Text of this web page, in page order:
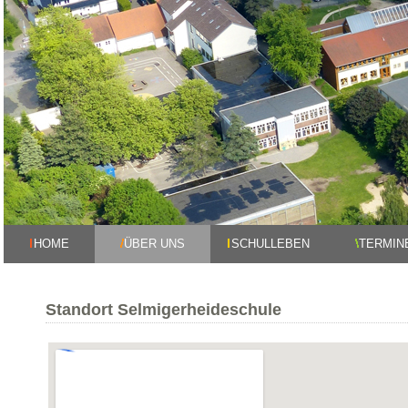
HOME ÜBER UNS SCHULLEBEN
Standort Selmigerheideschule